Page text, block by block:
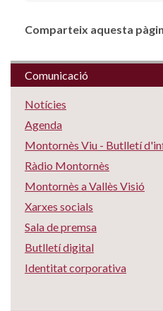
Comparteix aquesta
Comunicació
Notícies
Agenda
Montornès Viu - Butlletí
Ràdio Montornès
Montornès a Vallès Visió
Xarxes socials
Sala de premsa
Butlletí digital
Identitat corporativa